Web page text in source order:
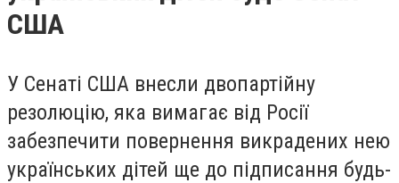
США
У Сенаті США внесли двопартійну
резолюцію, яка вимагає від Росії
забезпечити повернення викрадених нею
українських дітей ще до підписання будь-